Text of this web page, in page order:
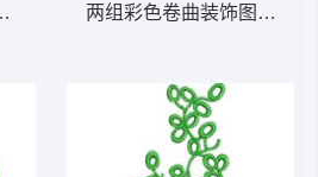
费小花系列5千针以下
两组彩色卷曲装饰图案 免